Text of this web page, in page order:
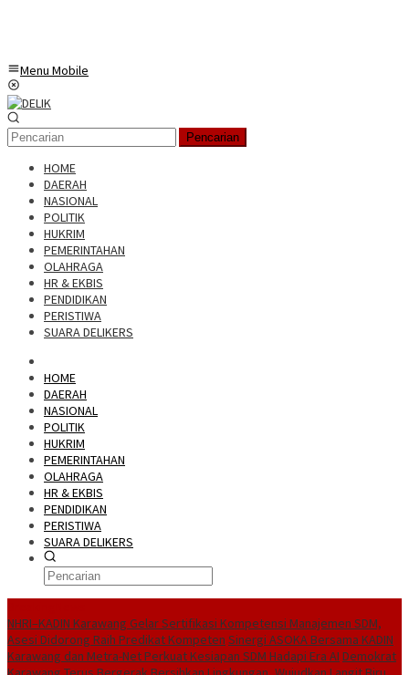
Menu Mobile
Pencarian
HOME
DAERAH
NASIONAL
POLITIK
HUKRIM
PEMERINTAHAN
OLAHRAGA
HR & EKBIS
PENDIDIKAN
PERISTIWA
SUARA DELIKERS
HOME
DAERAH
NASIONAL
POLITIK
HUKRIM
PEMERINTAHAN
OLAHRAGA
HR & EKBIS
PENDIDIKAN
PERISTIWA
SUARA DELIKERS
NHRI–KADIN Karawang Gelar Sertifikasi Kompetensi Manajemen SDM,
Asesi Didorong Raih Predikat Kompeten Sinergi ASOKA Bersama KADIN
Karawang dan Metra-Net Perkuat Kesiapan SDM Hadapi Era AI Demokrat